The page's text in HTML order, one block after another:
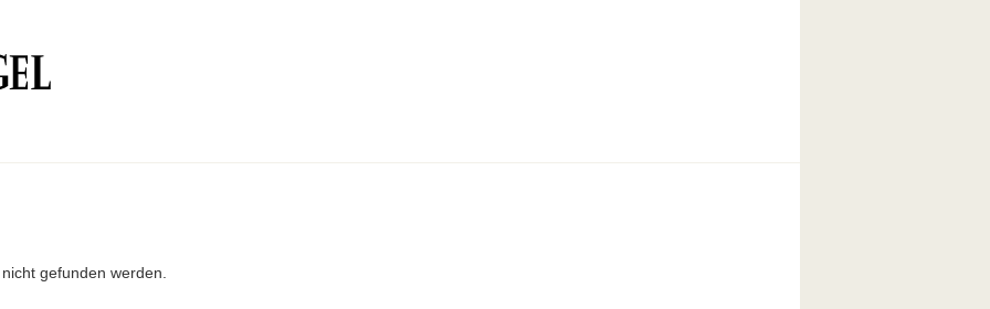
gefunden werden.